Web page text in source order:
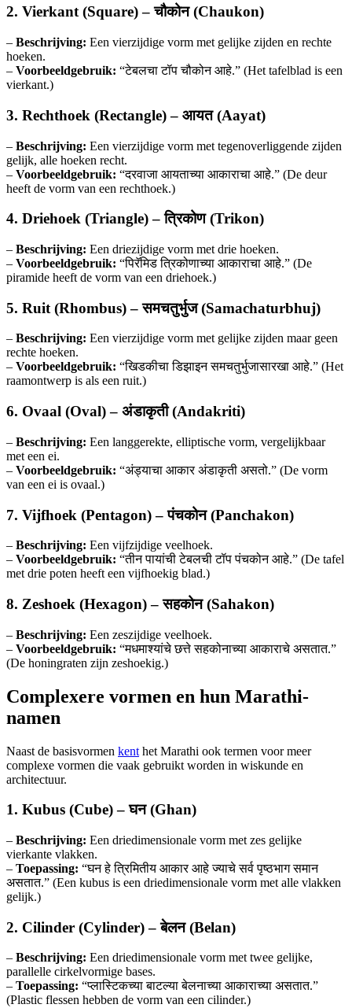
2. Vierkant (Square) – चौकोन (Chaukon)
– Beschrijving: Een vierzijdige vorm met gelijke zijden en rechte
hoeken.
– Voorbeeldgebruik: “टेबलचा टॉप चौकोन आहे.” (Het tafelblad is een
vierkant.)
3. Rechthoek (Rectangle) – आयत (Aayat)
– Beschrijving: Een vierzijdige vorm met tegenoverliggende zijden
gelijk, alle hoeken recht.
– Voorbeeldgebruik: “दरवाजा आयताच्या आकाराचा आहे.” (De deur
heeft de vorm van een rechthoek.)
4. Driehoek (Triangle) – त्रिकोण (Trikon)
– Beschrijving: Een driezijdige vorm met drie hoeken.
– Voorbeeldgebruik: “पिरॅमिड त्रिकोणाच्या आकाराचा आहे.” (De
piramide heeft de vorm van een driehoek.)
5. Ruit (Rhombus) – समचतुर्भुज (Samachaturbhuj)
– Beschrijving: Een vierzijdige vorm met gelijke zijden maar geen
rechte hoeken.
– Voorbeeldgebruik: “खिडकीचा डिझाइन समचतुर्भुजासारखा आहे.” (Het
raamontwerp is als een ruit.)
6. Ovaal (Oval) – अंडाकृती (Andakriti)
– Beschrijving: Een langgerekte, elliptische vorm, vergelijkbaar
met een ei.
– Voorbeeldgebruik: “अंड्याचा आकार अंडाकृती असतो.” (De vorm
van een ei is ovaal.)
7. Vijfhoek (Pentagon) – पंचकोन (Panchakon)
– Beschrijving: Een vijfzijdige veelhoek.
– Voorbeeldgebruik: “तीन पायांची टेबलची टॉप पंचकोन आहे.” (De tafel
met drie poten heeft een vijfhoekig blad.)
8. Zeshoek (Hexagon) – सहकोन (Sahakon)
– Beschrijving: Een zeszijdige veelhoek.
– Voorbeeldgebruik: “मधमाश्यांचे छत्ते सहकोनाच्या आकाराचे असतात.”
(De honingraten zijn zeshoekig.)
Complexere vormen en hun Marathi-
namen
Naast de basisvormen kent het Marathi ook termen voor meer
complexe vormen die vaak gebruikt worden in wiskunde en
architectuur.
1. Kubus (Cube) – घन (Ghan)
– Beschrijving: Een driedimensionale vorm met zes gelijke
vierkante vlakken.
– Toepassing: “घन हे त्रिमितीय आकार आहे ज्याचे सर्व पृष्ठभाग समान
असतात.” (Een kubus is een driedimensionale vorm met alle vlakken
gelijk.)
2. Cilinder (Cylinder) – बेलन (Belan)
– Beschrijving: Een driedimensionale vorm met twee gelijke,
parallelle cirkelvormige bases.
– Toepassing: “प्लास्टिकच्या बाटल्या बेलनाच्या आकाराच्या असतात.”
(Plastic flessen hebben de vorm van een cilinder.)